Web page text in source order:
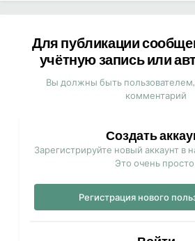
Для публикации
учётную запись или
Вы должны быть пользователем,
комментарий
Создать
Зарегистрируйте новый аккаунт в
Это очень
Регистрация нового